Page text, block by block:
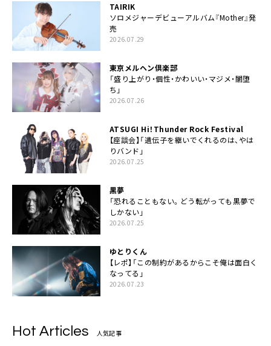
TAIRIK
ソロメジャーデビューアルバム『Mother』発
売
2026.07.29
東京メルヘン倶楽部
「盛り上がり・個性・かわいい・マジメ・闇堕
ち」
2026.07.26
ATSUGI Hi！Thunder Rock Festival
【座談会】「遺伝子を継いでくれるのは、やは
りバンド」
2026.07.25
黒夢
「恐れることもない。どう転がっても黒夢で
しかない」
2026.07.25
ゆとりくん
【レポ】「この制約があるからこそ俺は面白く
なってる」
2026.07.23
Hot Articles 人気記事